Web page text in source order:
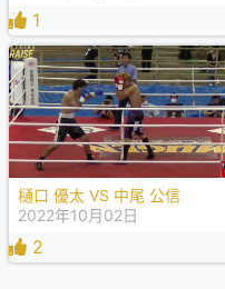
1
樋口 優太 VS 中尾 公信
2022年10月02日
2